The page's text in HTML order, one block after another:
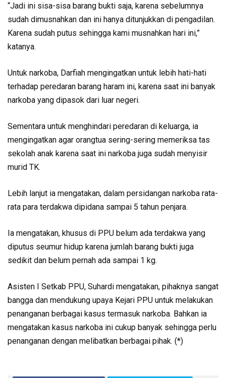
“Jadi ini sisa-sisa barang bukti saja, karena sebelumnya
sudah dimusnahkan dan ini hanya ditunjukkan di pengadilan.
Karena sudah putus sehingga kami musnahkan hari ini,”
katanya.
Untuk narkoba, Darfiah mengingatkan untuk lebih hati-hati
terhadap peredaran barang haram ini, karena saat ini banyak
narkoba yang dipasok dari luar negeri.
Sementara untuk menghindari peredaran di keluarga, ia
mengingatkan agar orangtua sering-sering memeriksa tas
sekolah anak karena saat ini narkoba juga sudah menyisir
murid TK.
Lebih lanjut ia mengatakan, dalam persidangan narkoba rata-
rata para terdakwa dipidana sampai 5 tahun penjara.
Ia mengatakan, khusus di PPU belum ada terdakwa yang
diputus seumur hidup karena jumlah barang bukti juga
sedikit dan belum pernah ada sampai 1 kg.
Asisten I Setkab PPU, Suhardi mengatakan, pihaknya sangat
bangga dan mendukung upaya Kejari PPU untuk melakukan
penanganan berbagai kasus termasuk narkoba. Bahkan ia
mengatakan kasus narkoba ini cukup banyak sehingga perlu
penanganan dengan melibatkan berbagai pihak. (*)